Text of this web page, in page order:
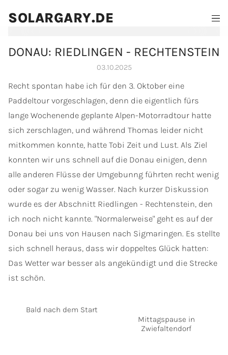
SOLARGARY.DE
DONAU: RIEDLINGEN - RECHTENSTEIN
03.10.2025
Recht spontan habe ich für den 3. Oktober eine
Paddeltour vorgeschlagen, denn die eigentlich fürs
lange Wochenende geplante Alpen-Motorradtour hatte
sich zerschlagen, und während Thomas leider nicht
mitkommen konnte, hatte Tobi Zeit und Lust. Als Ziel
konnten wir uns schnell auf die Donau einigen, denn
alle anderen Flüsse der Umgebunng führten recht wenig
oder sogar zu wenig Wasser. Nach kurzer Diskussion
wurde es der Abschnitt Riedlingen - Rechtenstein, den
ich noch nicht kannte. "Normalerweise" geht es auf der
Donau bei uns von Hausen nach Sigmaringen. Es stellte
sich schnell heraus, dass wir doppeltes Glück hatten:
Das Wetter war besser als angekündigt und die Strecke
ist schön.
Bald nach dem Start
Mittagspause in
Zwiefaltendorf